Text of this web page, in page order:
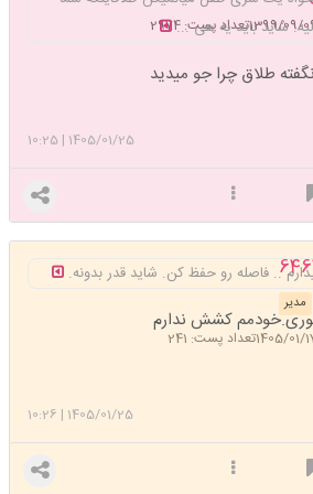
تعداد پست: 2974
شاید باید یه هی ...
طلاق چرا جو میدید
1405/01/25
|
10:25
مدیر
تعداد پست: 241
.. فاصله رو حفظ کن. شاید قدر بدونه.
کشش ندارم
1405/01/25
|
10:26